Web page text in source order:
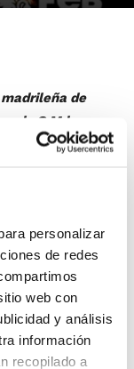
personalizar
de redes
web con
y análisis
información
recopilado a
de
de S.M la
acogerá
el Rivas
Federación de
Femenina
Perfumerías
plaza se la
Día! y Mann
las que